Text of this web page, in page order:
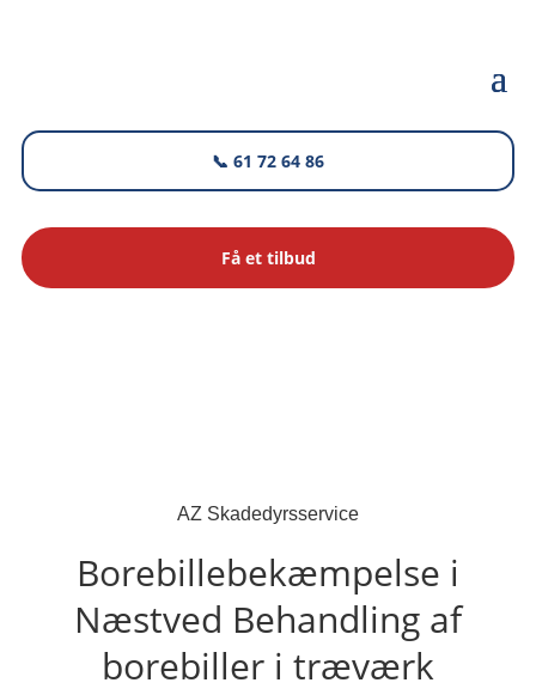
📞 61 72 64 86
Få et tilbud
AZ Skadedyrsservice
Borebillebekæmpelse i
Næstved Behandling af
borebiller i træværk